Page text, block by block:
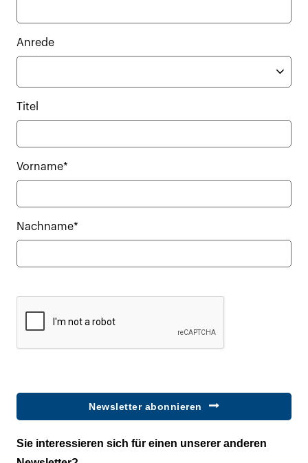
Anrede
Titel
Vorname*
Nachname*
Newsletter abonnieren
Sie interessieren sich für einen unserer anderen